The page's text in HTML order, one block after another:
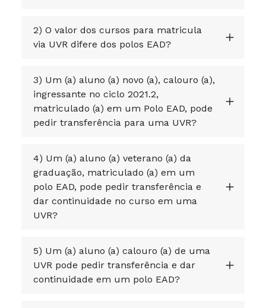
2) O valor dos cursos para matricula
via UVR difere dos polos EAD?
3) Um (a) aluno (a) novo (a), calouro (a),
ingressante no ciclo 2021.2,
matriculado (a) em um Polo EAD, pode
pedir transferência para uma UVR?
4) Um (a) aluno (a) veterano (a) da
graduação, matriculado (a) em um
polo EAD, pode pedir transferência e
dar continuidade no curso em uma
UVR?
5) Um (a) aluno (a) calouro (a) de uma
UVR pode pedir transferência e dar
continuidade em um polo EAD?